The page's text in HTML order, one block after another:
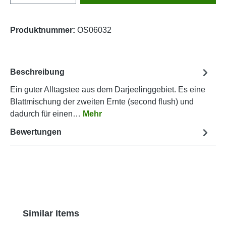
Produktnummer: OS06032
Beschreibung
Ein guter Alltagstee aus dem Darjeelinggebiet. Es eine
Blattmischung der zweiten Ernte (second flush) und
dadurch für einen… Mehr
Bewertungen
Produktgalerie überspringen
Similar Items